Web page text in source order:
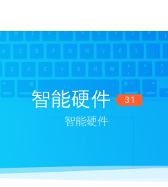
智能硬件 31
智能硬件